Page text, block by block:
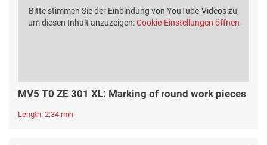
Bitte stimmen Sie der Einbindung von YouTube-Videos zu,
um diesen Inhalt anzuzeigen:Cookie-Einstellungen öffnen
MV5 T0 ZE 301 XL: Marking of round work pieces
Length: 2:34 min